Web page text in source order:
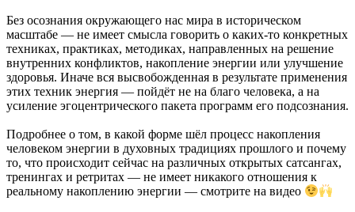
Без осознания окружающего нас мира в историческом
масштабе — не имеет смысла говорить о каких-то конкретных
техниках, практиках, методиках, направленных на решение
внутренних конфликтов, накопление энергии или улучшение
здоровья. Иначе вся высвобожденная в результате применения
этих техник энергия — пойдёт не на благо человека, а на
усиление эгоцентрического пакета программ его подсознания.
Подробнее о том, в какой форме шёл процесс накопления
человеком энергии в духовных традициях прошлого и почему
то, что происходит сейчас на различных открытых сатсангах,
тренингах и ретритах — не имеет никакого отношения к
реальному накоплению энергии — смотрите на видео